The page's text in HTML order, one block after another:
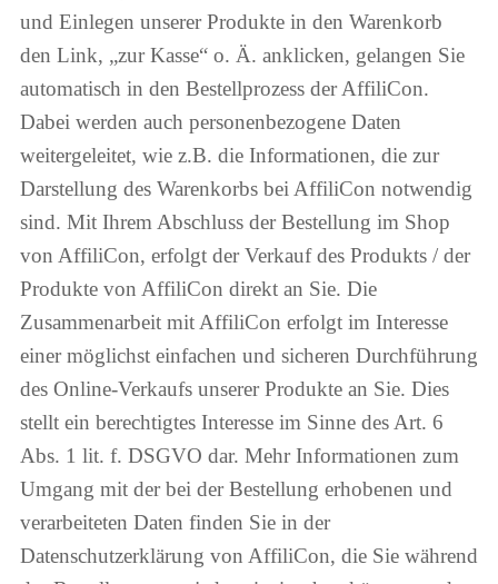
und Einlegen unserer Produkte in den Warenkorb
den Link, „zur Kasse“ o. Ä. anklicken, gelangen Sie
automatisch in den Bestellprozess der AffiliCon.
Dabei werden auch personenbezogene Daten
weitergeleitet, wie z.B. die Informationen, die zur
Darstellung des Warenkorbs bei AffiliCon notwendig
sind. Mit Ihrem Abschluss der Bestellung im Shop
von AffiliCon, erfolgt der Verkauf des Produkts / der
Produkte von AffiliCon direkt an Sie. Die
Zusammenarbeit mit AffiliCon erfolgt im Interesse
einer möglichst einfachen und sicheren Durchführung
des Online-Verkaufs unserer Produkte an Sie. Dies
stellt ein berechtigtes Interesse im Sinne des Art. 6
Abs. 1 lit. f. DSGVO dar. Mehr Informationen zum
Umgang mit der bei der Bestellung erhobenen und
verarbeiteten Daten finden Sie in der
Datenschutzerklärung von AffiliCon, die Sie während